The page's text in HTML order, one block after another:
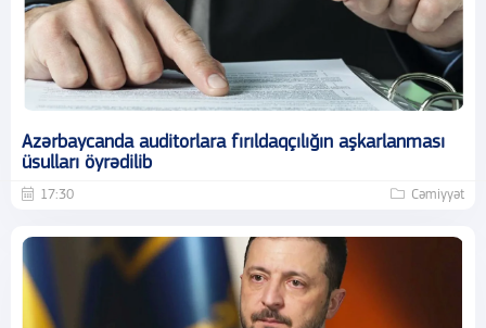
Azərbaycanda auditorlara fırıldaqçılığın aşkarlanması
üsulları öyrədilib
17:30 Cəmiyyət